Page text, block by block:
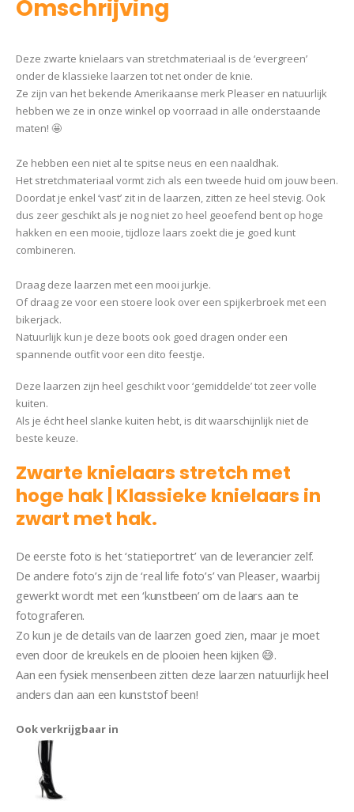
Omschrijving
Deze zwarte knielaars van stretchmateriaal is de ‘evergreen’
onder de klassieke laarzen tot net onder de knie.
Ze zijn van het bekende Amerikaanse merk Pleaser en natuurlijk
hebben we ze in onze winkel op voorraad⁠ in alle onderstaande
maten! 🤩⁠
Ze hebben een niet al te spitse neus en een naaldhak. ⁠
Het stretchmateriaal vormt zich als een tweede huid om jouw been.
Doordat je enkel ‘vast’ zit in de laarzen, zitten ze heel stevig. Ook
dus zeer geschikt als je nog niet zo heel geoefend bent op hoge
hakken en een mooie, tijdloze laars zoekt die je goed kunt
combineren.⁠
Draag deze laarzen met een mooi jurkje.
Of draag ze voor een stoere look over een spijkerbroek met een
bikerjack.⁠
Natuurlijk kun je deze boots ook goed dragen onder een
spannende outfit voor een dito feestje.⁠
Deze laarzen zijn heel geschikt voor ‘gemiddelde’ tot zeer volle
kuiten.
Als je écht heel slanke kuiten hebt, is dit waarschijnlijk niet de
beste keuze.
Zwarte knielaars stretch met
hoge hak | Klassieke knielaars in
zwart met hak.
De eerste foto is het ‘statieportret’ van de leverancier zelf.
De andere foto’s zijn de ‘real life foto’s’ van Pleaser, waarbij
gewerkt wordt met een ‘kunstbeen’ om de laars aan te
fotograferen.
Zo kun je de details van de laarzen goed zien, maar je moet
even door de kreukels en de plooien heen kijken 😅.
Aan een fysiek mensenbeen zitten deze laarzen natuurlijk heel
anders dan aan een kunststof been!
Ook verkrijgbaar in